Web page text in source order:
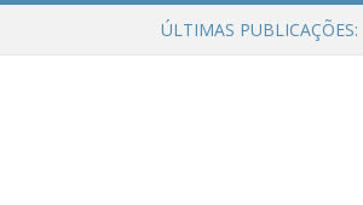
ÚLTIMAS PUBLICAÇÕES: